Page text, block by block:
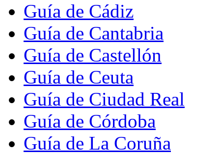
Guía de Cádiz
Guía de Cantabria
Guía de Castellón
Guía de Ceuta
Guía de Ciudad Real
Guía de Córdoba
Guía de La Coruña